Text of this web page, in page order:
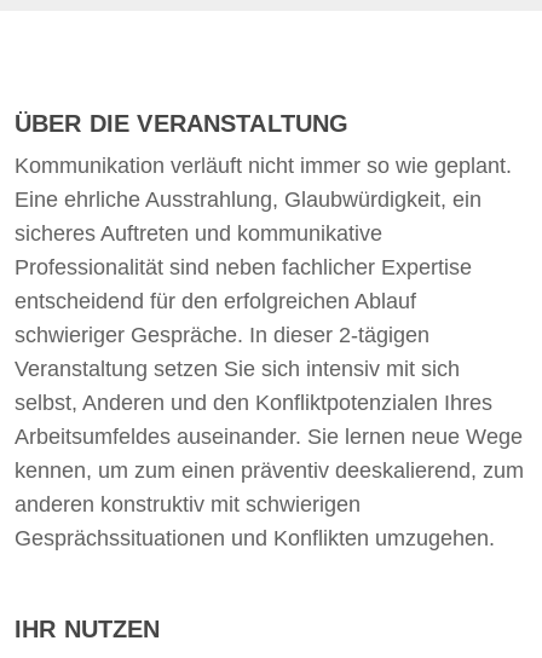
ÜBER DIE VERANSTALTUNG
Kommunikation verläuft nicht immer so wie geplant.
Eine ehrliche Ausstrahlung, Glaubwürdigkeit, ein
sicheres Auftreten und kommunikative
Professionalität sind neben fachlicher Expertise
entscheidend für den erfolgreichen Ablauf
schwieriger Gespräche. In dieser 2-tägigen
Veranstaltung setzen Sie sich intensiv mit sich
selbst, Anderen und den Konfliktpotenzialen Ihres
Arbeitsumfeldes auseinander. Sie lernen neue Wege
kennen, um zum einen präventiv deeskalierend, zum
anderen konstruktiv mit schwierigen
Gesprächssituationen und Konflikten umzugehen.
IHR NUTZEN